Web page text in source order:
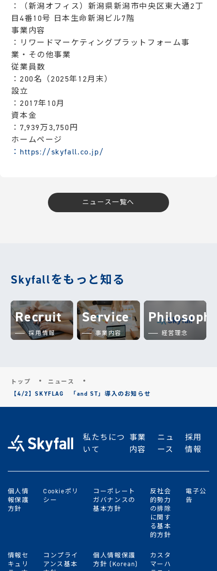
：（新潟オフィス）新潟県新潟市中央区東大通2丁
目4番10号 日本生命新潟ビル7階
事業内容
：リワードマーケティングプラットフォーム事
業・その他事業
従業員数
：200名（2025年12月末）
設立
：2017年10月
資本金
：7,939万3,750円
ホームページ
：https://skyfall.co.jp/
ニュース一覧へ
Skyfallをもっと知る
Recruit
採用情報
Service
事業内容 経営理念
トップ
ニュース
【4/2】SKYFLAG 「and ST」導入のお知らせ
私たちにつ
いて
事業
内容
ニュ
ース
採用
情報
個人情
報保護
方針
Cookieポリ
シー
コーポレート
ガバナンスの
基本方針
反社会
的勢力
の排除
に関す
る基本
的方針
電子公
告
情報セ
キュリ
コンプライ
アンス基本
個人情報保護
方針 (Korean)
カスタ
マーハ